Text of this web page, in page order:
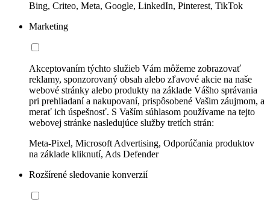
Bing, Criteo, Meta, Google, LinkedIn, Pinterest, TikTok
Marketing
Akceptovaním týchto služieb Vám môžeme zobrazovať
reklamy, sponzorovaný obsah alebo zľavové akcie na naše
webové stránky alebo produkty na základe Vášho správania
pri prehliadaní a nakupovaní, prispôsobené Vašim záujmom, a
merať ich úspešnosť. S Vaším súhlasom používame na tejto
webovej stránke nasledujúce služby tretích strán:
Meta-Pixel, Microsoft Advertising, Odporúčania produktov
na základe kliknutí, Ads Defender
Rozšírené sledovanie konverzií